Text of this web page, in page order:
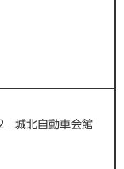
城北自動車会館